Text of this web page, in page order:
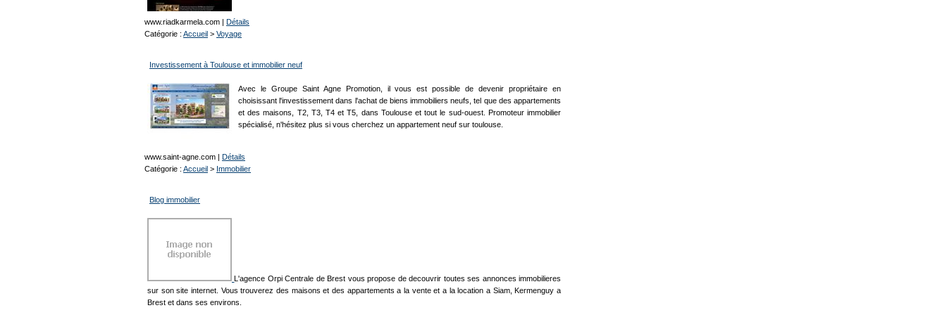
www.riadkarmela.com | Détails
Catégorie : Accueil > Voyage
Investissement à Toulouse et immobilier neuf
Avec le Groupe Saint Agne Promotion, il vous est possible de devenir propriétaire en
choisissant l'investissement dans l'achat de biens immobiliers neufs, tel que des appartements
et des maisons, T2, T3, T4 et T5, dans Toulouse et tout le sud-ouest. Promoteur immobilier
spécialisé, n'hésitez plus si vous cherchez un appartement neuf sur toulouse.
www.saint-agne.com | Détails
Catégorie : Accueil > Immobilier
Blog immobilier
L'agence Orpi Centrale de Brest vous propose de decouvrir toutes ses annonces immobilieres
sur son site internet. Vous trouverez des maisons et des appartements a la vente et a la location a Siam, Kermenguy a
Brest et dans ses environs.